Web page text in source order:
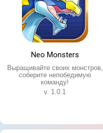
Neo Monsters
Выращивайте своих монстров,
соберите непобедимую
команду!
v. 1.0.1